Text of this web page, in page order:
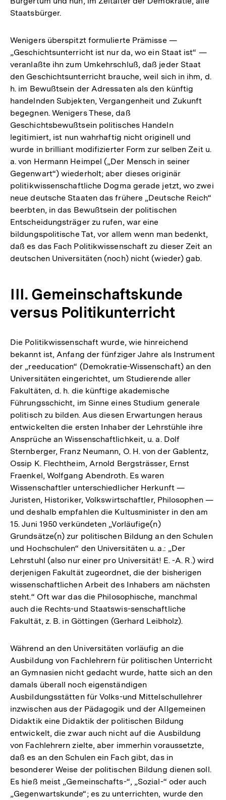
Staatsbürger.
Wenigers überspitzt formulierte Prämisse —
„Geschichtsunterricht ist nur da, wo ein Staat ist“ —
veranlaßte ihn zum Umkehrschluß, daß jeder Staat
den Geschichtsunterricht brauche, weil sich in ihm, d.
h. im Bewußtsein der Adressaten als den künftig
handelnden Subjekten, Vergangenheit und Zukunft
begegnen. Wenigers These, daß
Geschichtsbewußtsein politisches Handeln
legitimiert, ist nun wahrhaftig nicht originell und
wurde in brilliant modifizierter Form zur selben Zeit u.
a. von Hermann Heimpel („Der Mensch in seiner
Gegenwart“) wiederholt; aber dieses originär
politikwissenschaftliche Dogma gerade jetzt, wo zwei
neue deutsche Staaten das frühere „Deutsche Reich“
beerbten, in das Bewußtsein der politischen
Entscheidungsträger zu rufen, war eine
bildungspolitische Tat, vor allem wenn man bedenkt,
daß es das Fach Politikwissenschaft zu dieser Zeit an
deutschen Universitäten (noch) nicht (wieder) gab.
III. Gemeinschaftskunde
versus Politikunterricht
Die Politikwissenschaft wurde, wie hinreichend
bekannt ist, Anfang der fünfziger Jahre als Instrument
der „reeducation“ (Demokratie-Wissenschaft) an den
Universitäten eingerichtet, um Studierende aller
Fakultäten, d. h. die künftige akademische
Führungsschicht, im Sinne eines Studium generale
politisch zu bilden. Aus diesen Erwartungen heraus
entwickelten die ersten Inhaber der Lehrstühle ihre
Ansprüche an Wissenschaftlichkeit, u. a. Dolf
Sternberger, Franz Neumann, O. H. von der Gablentz,
Ossip K. Flechtheim, Arnold Bergsträsser, Ernst
Fraenkel, Wolfgang Abendroth. Es waren
Wissenschaftler unterschiedlicher Herkunft —
Juristen, Historiker, Volkswirtschaftler, Philosophen —
und deshalb empfahlen die Kultusminister in den am
15. Juni 1950 verkündeten „Vorläufige(n)
Grundsätze(n) zur politischen Bildung an den Schulen
und Hochschulen“ den Universitäten u. a.: „Der
Lehrstuhl (also nur einer pro Universität! E. -A. R.) wird
derjenigen Fakultät zugeordnet, die der bisherigen
wissenschaftlichen Arbeit des Inhabers am nächsten
steht.“ Oft war das die Philosophische, manchmal
auch die Rechts-und Staatswis-senschaftliche
Fakultät, z. B. in Göttingen (Gerhard Leibholz).
Während an den Universitäten vorläufig an die
Ausbildung von Fachlehrern für politischen Unterricht
an Gymnasien nicht gedacht wurde, hatte sich an den
damals überall noch eigenständigen
Ausbildungsstätten für Volks-und Mittelschullehrer
inzwischen aus der Pädagogik und der Allgemeinen
Didaktik eine Didaktik der politischen Bildung
entwickelt, die zwar auch nicht auf die Ausbildung
von Fachlehrern zielte, aber immerhin voraussetzte,
daß es an den Schulen ein Fach gibt, das in
besonderer Weise der politischen Bildung dienen soll.
Es hieß meist „Gemeinschafts-“, „Sozial-“ oder auch
„Gegenwartskunde“; es zu unterrichten, wurde den